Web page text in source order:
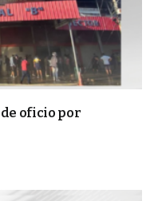
oficio por